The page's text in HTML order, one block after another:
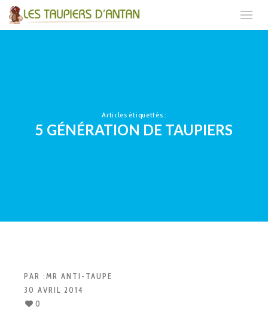
Articles étiquettés :
5 GÉNÉRATION DE TAUPIERS
PAR :MR ANTI-TAUPE
30 AVRIL 2014
0